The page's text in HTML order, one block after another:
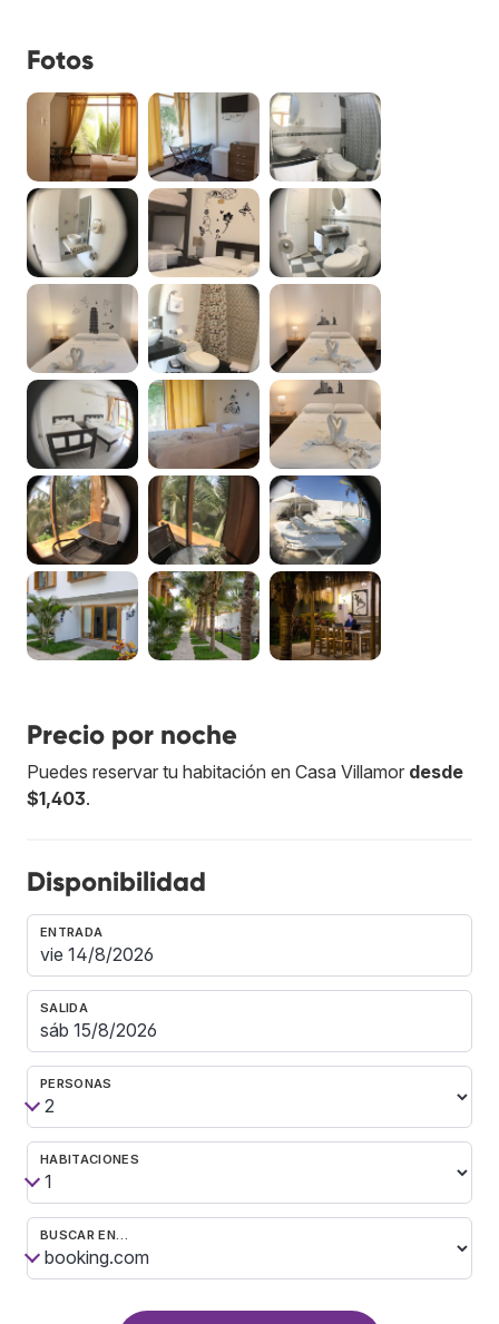
Fotos
Precio por noche
Puedes reservar tu habitación en Casa Villamor desde
$1,403.
Disponibilidad
ENTRADA
SALIDA
PERSONAS
HABITACIONES
BUSCAR EN…